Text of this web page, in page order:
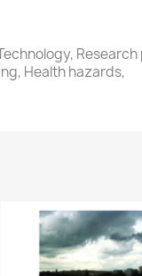
Research
Health hazards,